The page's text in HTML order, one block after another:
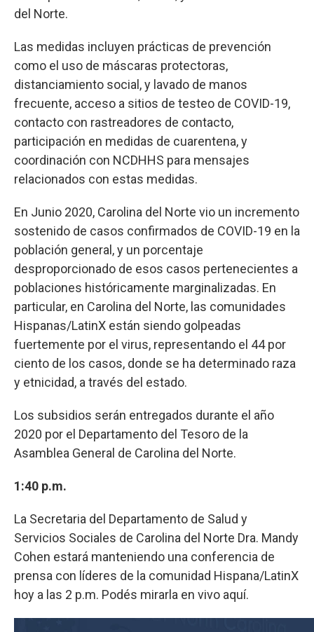
del Norte.
Las medidas incluyen prácticas de prevención
como el uso de máscaras protectoras,
distanciamiento social, y lavado de manos
frecuente, acceso a sitios de testeo de COVID-19,
contacto con rastreadores de contacto,
participación en medidas de cuarentena, y
coordinación con NCDHHS para mensajes
relacionados con estas medidas.
En Junio 2020, Carolina del Norte vio un incremento
sostenido de casos confirmados de COVID-19 en la
población general, y un porcentaje
desproporcionado de esos casos pertenecientes a
poblaciones históricamente marginalizadas. En
particular, en Carolina del Norte, las comunidades
Hispanas/LatinX están siendo golpeadas
fuertemente por el virus, representando el 44 por
ciento de los casos, donde se ha determinado raza
y etnicidad, a través del estado.
Los subsidios serán entregados durante el año
2020 por el Departamento del Tesoro de la
Asamblea General de Carolina del Norte.
1:40 p.m.
La Secretaria del Departamento de Salud y
Servicios Sociales de Carolina del Norte Dra. Mandy
Cohen estará manteniendo una conferencia de
prensa con líderes de la comunidad Hispana/LatinX
hoy a las 2 p.m. Podés mirarla en vivo aquí.